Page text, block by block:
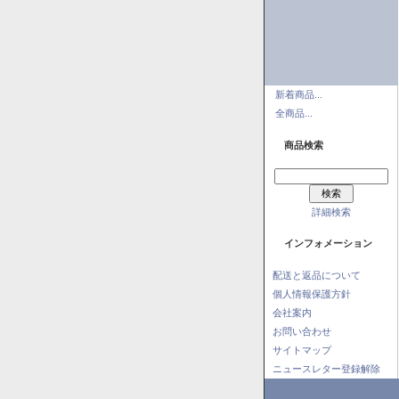
新着商品...
全商品...
商品検索
詳細検索
インフォメーション
配送と返品について
個人情報保護方針
会社案内
お問い合わせ
サイトマップ
ニュースレター登録解除